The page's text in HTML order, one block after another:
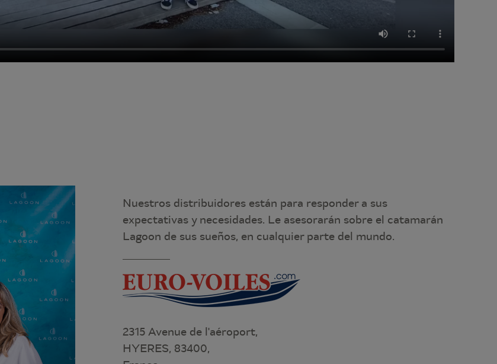
Nuestros distribuidores están para responder a sus
expectativas y necesidades. Le asesorarán sobre el catamarán
Lagoon de sus sueños, en cualquier parte del mundo.
2315 Avenue de l'aéroport,
HYERES, 83400,